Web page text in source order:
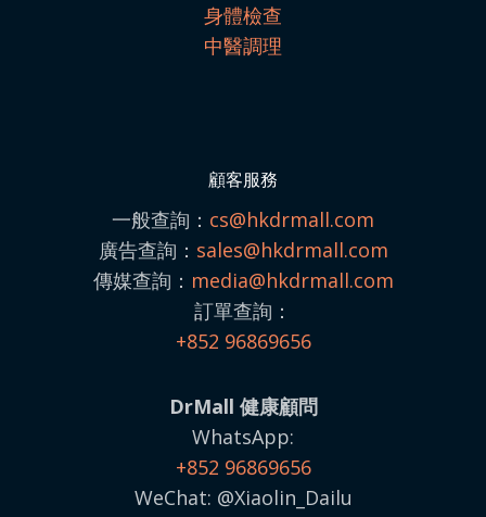
身體檢查
中醫調理
顧客服務
一般查詢： cs@hkdrmall.com
廣告查詢： sales@hkdrmall.com
傳媒查詢： media@hkdrmall.com
訂單查詢：
+852 96869656
DrMall 健康顧問
WhatsApp:
+852 96869656
WeChat: @Xiaolin_Dailu